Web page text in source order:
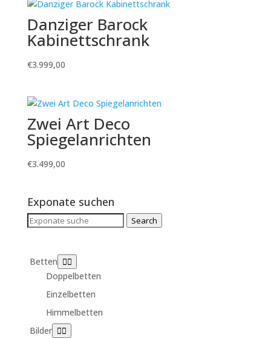
Danziger Barock
Kabinettschrank
€3.999,00
Zwei Art Deco
Spiegelanrichten
€3.499,00
Exponate suchen
Search
Search
Betten
Doppelbetten
Einzelbetten
Himmelbetten
Bilder